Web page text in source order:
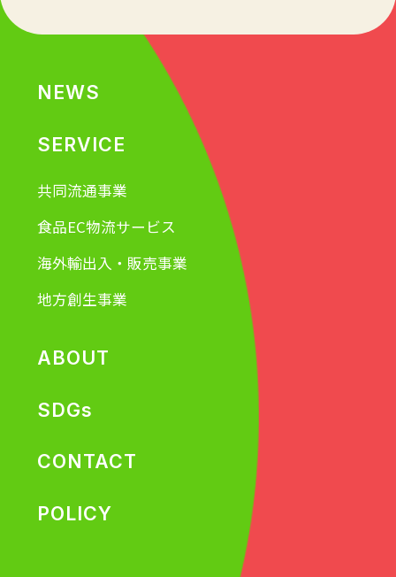
NEWS
SERVICE
共同流通事業
食品EC物流サービス
海外輸出入・販売事業
地方創生事業
ABOUT
SDGs
CONTACT
POLICY